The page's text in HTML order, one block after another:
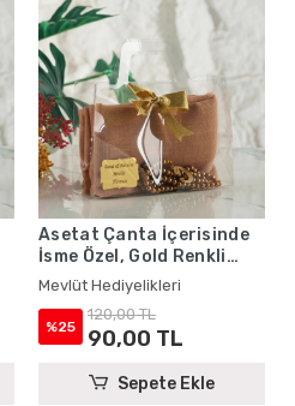
Asetat Çanta İçerisinde
İsme Özel, Gold Renkli
Eşarp, Tesbih Seti
Mevlüt Hediyelikleri
%25
120,00 TL
90,00 TL
Sepete Ekle